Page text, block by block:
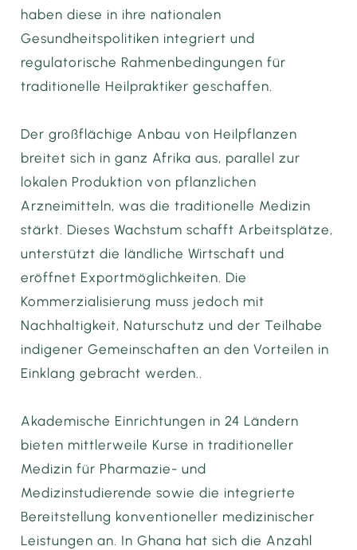
haben diese in ihre nationalen
Gesundheitspolitiken integriert und
regulatorische Rahmenbedingungen für
traditionelle Heilpraktiker geschaffen.
Der großflächige Anbau von Heilpflanzen
breitet sich in ganz Afrika aus, parallel zur
lokalen Produktion von pflanzlichen
Arzneimitteln, was die traditionelle Medizin
stärkt. Dieses Wachstum schafft Arbeitsplätze,
unterstützt die ländliche Wirtschaft und
eröffnet Exportmöglichkeiten. Die
Kommerzialisierung muss jedoch mit
Nachhaltigkeit, Naturschutz und der Teilhabe
indigener Gemeinschaften an den Vorteilen in
Einklang gebracht werden..
Akademische Einrichtungen in 24 Ländern
bieten mittlerweile Kurse in traditioneller
Medizin für Pharmazie- und
Medizinstudierende sowie die integrierte
Bereitstellung konventioneller medizinischer
Leistungen an. In Ghana hat sich die Anzahl